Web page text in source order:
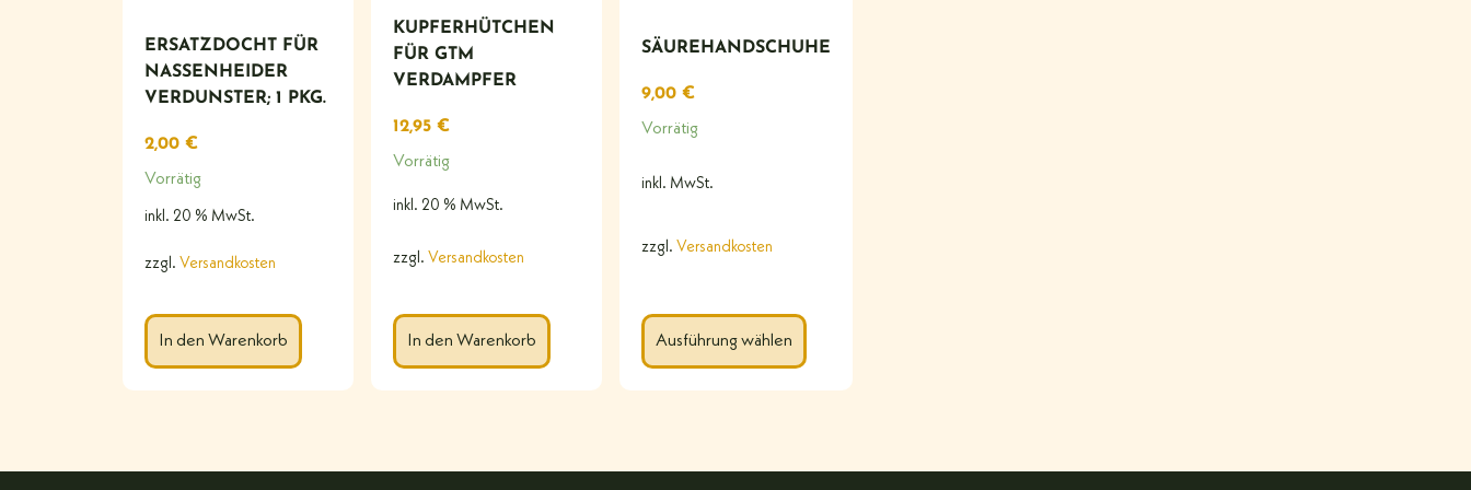
ERSATZDOCHT FÜR
NASSENHEIDER
VERDUNSTER; 1 PKG.
2,00 €
Vorrätig
inkl. 20 % MwSt.
zzgl. Versandkosten
In den Warenkorb
KUPFERHÜTCHEN
FÜR GTM
VERDAMPFER
12,95 €
Vorrätig
inkl. 20 % MwSt.
zzgl. Versandkosten
In den Warenkorb
SÄUREHANDSCHUHE
9,00 €
Vorrätig
inkl. MwSt.
zzgl. Versandkosten
Ausführung wählen